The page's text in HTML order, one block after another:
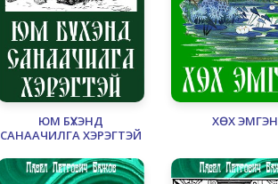
ЮМ БҮХЭНД
САНААЧИЛГА ХЭРЭГТЭЙ
ХӨХ ЭМГЭН